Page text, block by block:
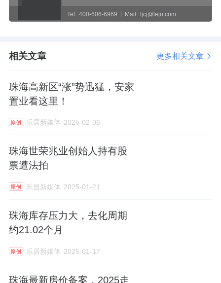
Tel: 400-606-6969 Mail: ljcj@leju.com
相关文章 更多相关文章
珠海高新区“涨”势迅猛，安家
置业看这里！
原创 乐居新媒体 2025-02-06
珠海世荣兆业创始人持有股
票遭法拍
原创 乐居新媒体 2025-01-21
珠海库存压力大，去化周期
约21.02个月
原创 乐居新媒体 2025-01-17
珠海最新房价备案，2025走